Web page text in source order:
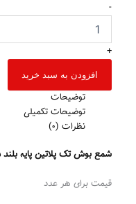
-
+
افزودن به سبد خرید
توضیحات
توضیحات تکمیلی
نظرات (0)
شمع بوش تک پلاتین پایه بلند TU5
قیمت برای هر عدد